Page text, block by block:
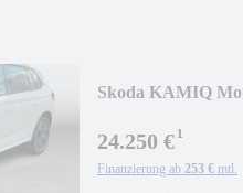
Skoda KAMIQ
24.250 €¹
Finanzierung ab 253 € mtl.